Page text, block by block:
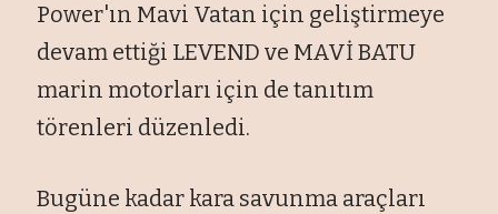
Power'ın Mavi Vatan için geliştirmeye
devam ettiği LEVEND ve MAVİ BATU
marin motorları için de tanıtım
törenleri düzenledi.
Bugüne kadar kara savunma araçları